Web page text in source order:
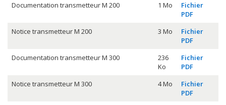
Documentation transmetteur M 200
1 Mo
Fichier
PDF
Notice transmetteur M 200
3 Mo
Fichier
PDF
Documentation transmetteur M 300
236
Ko
Fichier
PDF
Notice transmetteur M 300
4 Mo
Fichier
PDF